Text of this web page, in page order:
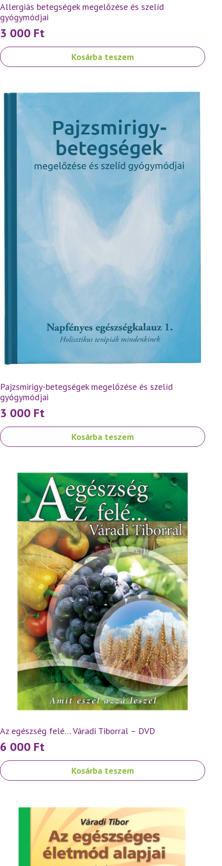
Allergiás betegségek megelőzése és szelíd
gyógymódjai
3 000 Ft
Kosárba teszem
Pajzsmirigy-betegségek megelőzése és szelíd
gyógymódjai
3 000 Ft
Kosárba teszem
Az egészség felé… Váradi Tiborral – DVD
6 000 Ft
Kosárba teszem